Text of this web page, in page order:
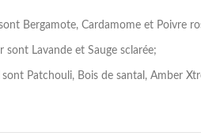
Bergamote, Cardamome et Poivre
sont Lavande et Sauge sclarée;
Patchouli, Bois de santal, Amber